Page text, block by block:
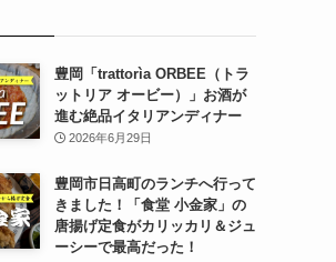
豊岡「trattorìa ORBEE（トラ
ットリア オービー）」お酒が
進む絶品イタリアンディナー
2026年6月29日
豊岡市日高町のランチへ行って
きました！「食堂 小金家」の
唐揚げ定食がカリッカリ＆ジュ
ーシーで最高だった！